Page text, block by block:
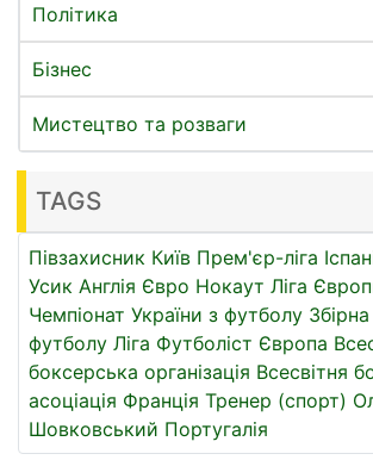
Політика
Бізнес
Мистецтво та розваги
TAGS
Півзахисник Київ Прем'єр-ліга
Усик Англія Євро Нокаут Ліга
Чемпіонат України з футболу
футболу Ліга Футболіст Європа
боксерська організація Всесвітня
асоціація Франція Тренер (спорт)
Шовковський Португалія